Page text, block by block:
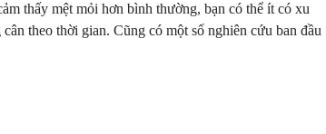
thấy mệt mỏi hơn bình thường, bạn có thể ít có xu
theo thời gian. Cũng có một số nghiên cứu ban đầu